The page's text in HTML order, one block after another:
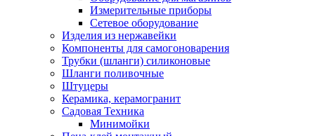
Измерительные приборы
Сетевое оборудование
Изделия из нержавейки
Компоненты для самогоноварения
Трубки (шланги) силиконовые
Шланги поливочные
Штуцеры
Керамика, керамогранит
Садовая Техника
Минимойки